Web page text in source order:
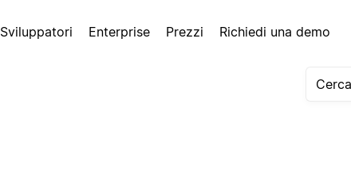
Sviluppatori Enterprise Prezzi Richiedi una demo